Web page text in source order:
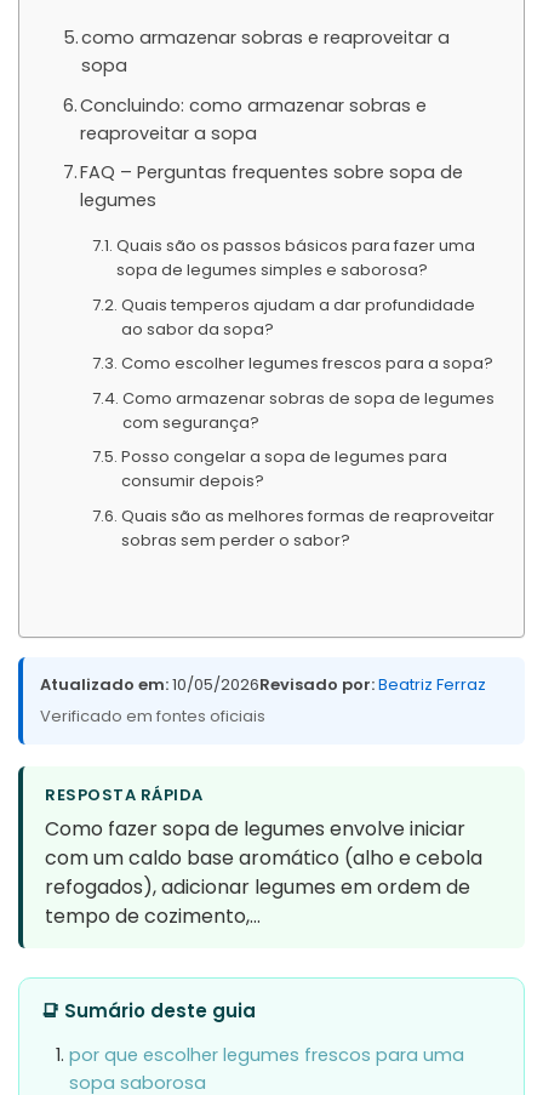
como armazenar sobras e reaproveitar a
sopa
Concluindo: como armazenar sobras e
reaproveitar a sopa
FAQ – Perguntas frequentes sobre sopa de
legumes
Quais são os passos básicos para fazer uma
sopa de legumes simples e saborosa?
Quais temperos ajudam a dar profundidade
ao sabor da sopa?
Como escolher legumes frescos para a sopa?
Como armazenar sobras de sopa de legumes
com segurança?
Posso congelar a sopa de legumes para
consumir depois?
Quais são as melhores formas de reaproveitar
sobras sem perder o sabor?
Atualizado em:10/05/2026Revisado por:Beatriz Ferraz
Verificado em fontes oficiais
RESPOSTA RÁPIDA
Como fazer sopa de legumes envolve iniciar
com um caldo base aromático (alho e cebola
refogados), adicionar legumes em ordem de
tempo de cozimento,…
📑 Sumário deste guia
por que escolher legumes frescos para uma
sopa saborosa